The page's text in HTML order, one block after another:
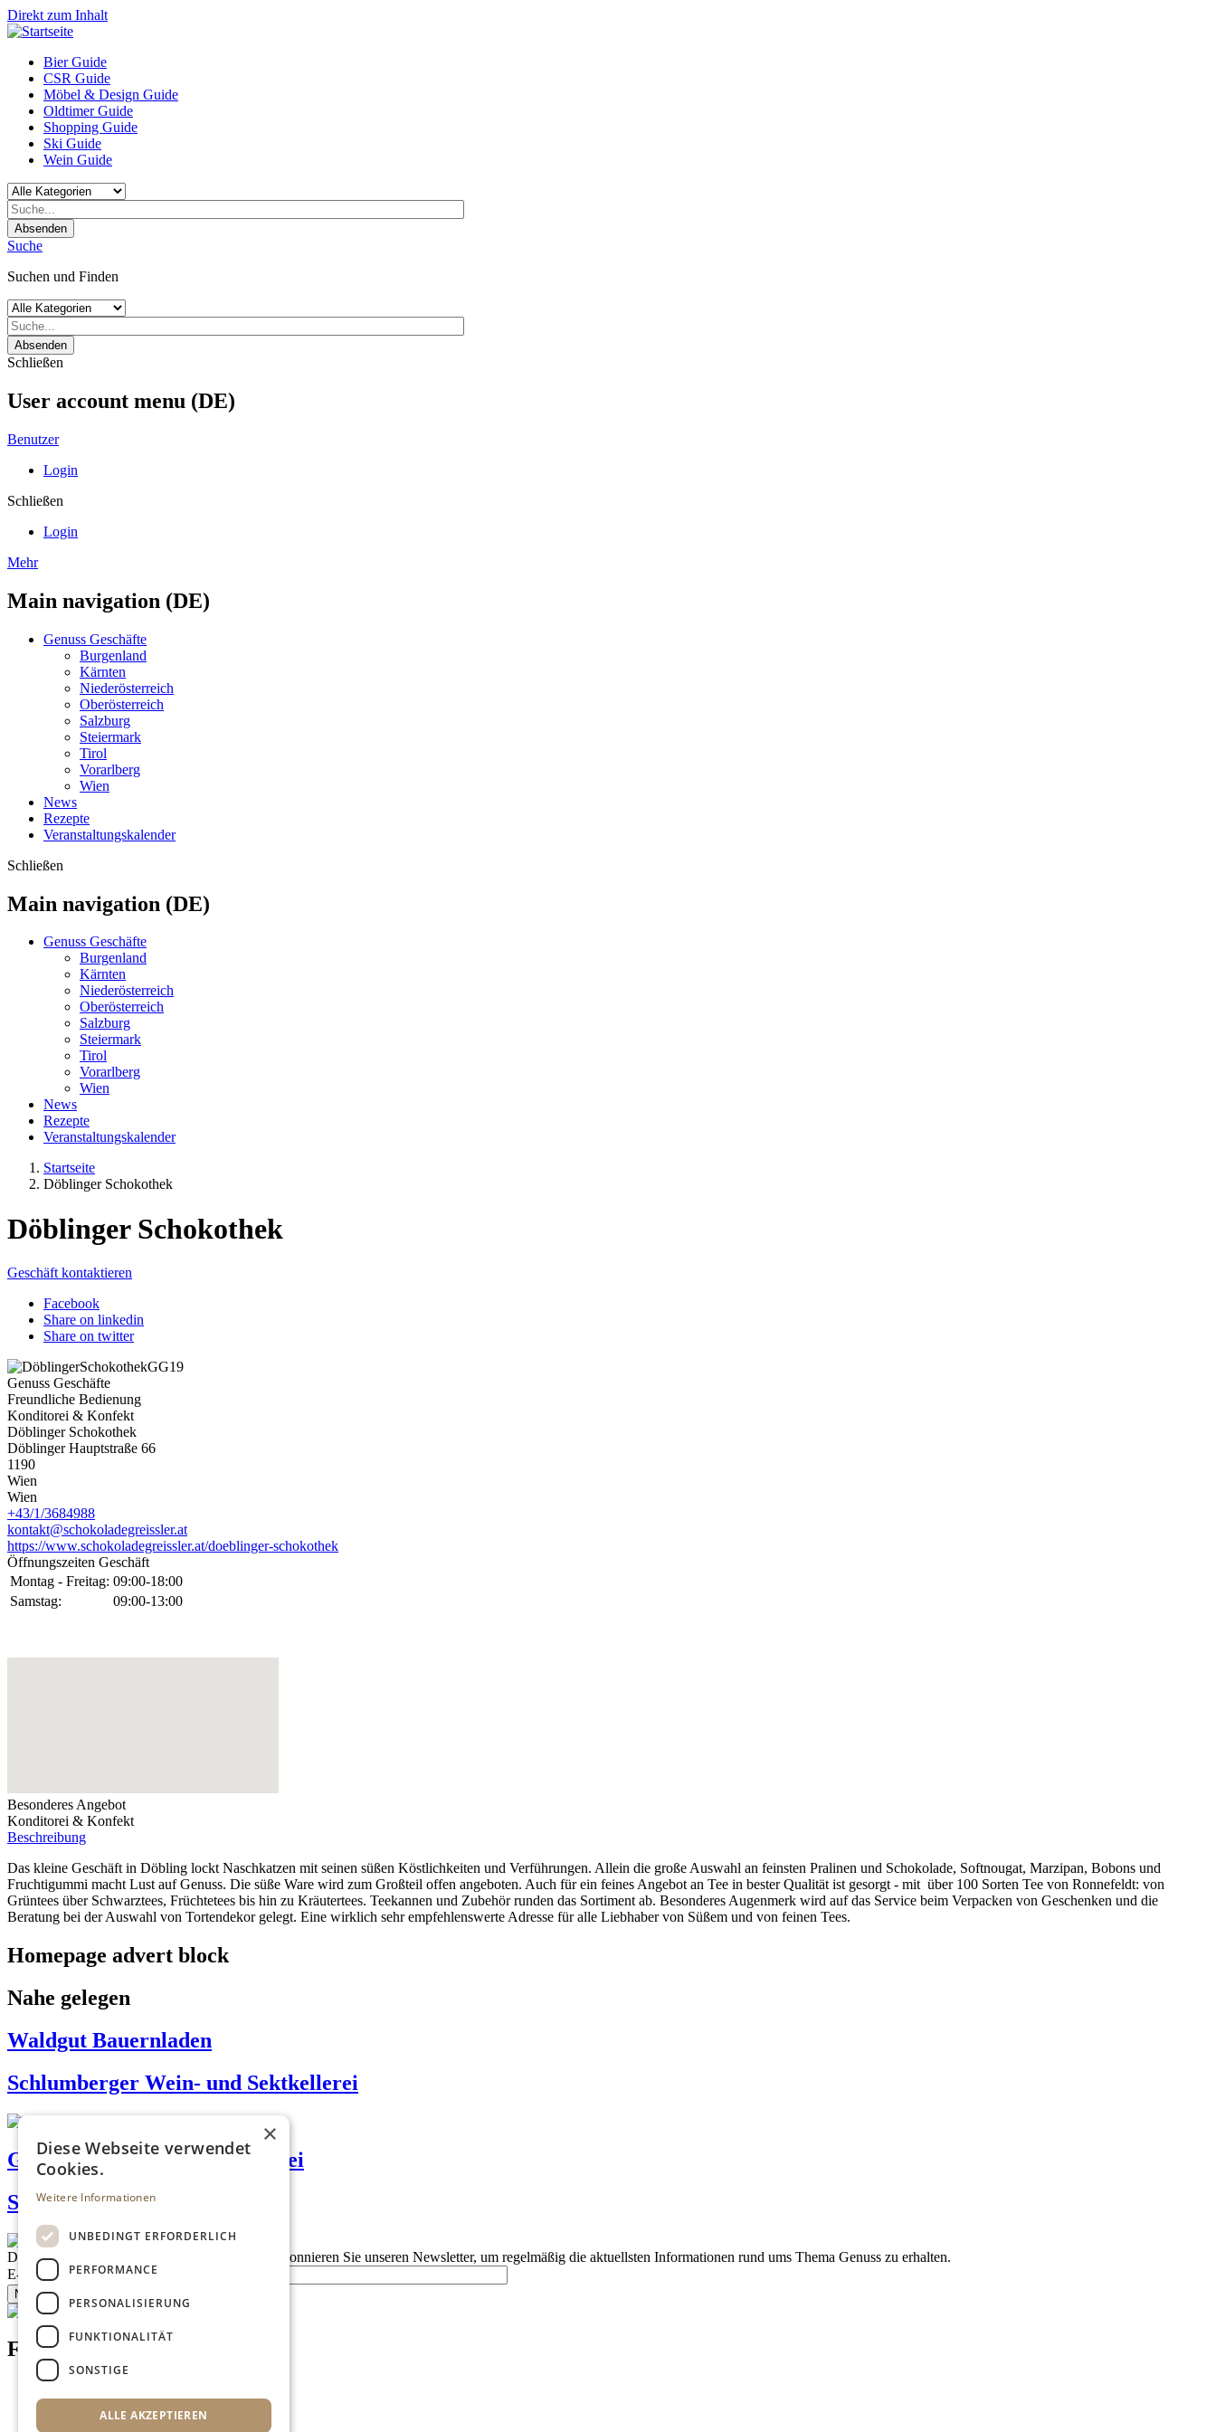
Direkt zum Inhalt
Bier Guide
CSR Guide
Möbel & Design Guide
Oldtimer Guide
Shopping Guide
Ski Guide
Wein Guide
Absenden
Suche
Suchen und Finden
Absenden
Schließen
User account menu (DE)
Benutzer
Login
Schließen
Login
Mehr
Main navigation (DE)
Genuss Geschäfte
Burgenland
Kärnten
Niederösterreich
Oberösterreich
Salzburg
Steiermark
Tirol
Vorarlberg
Wien
News
Rezepte
Veranstaltungskalender
Schließen
Main navigation (DE)
Genuss Geschäfte
Burgenland
Kärnten
Niederösterreich
Oberösterreich
Salzburg
Steiermark
Tirol
Vorarlberg
Wien
News
Rezepte
Veranstaltungskalender
Startseite
Döblinger Schokothek
Döblinger Schokothek
Geschäft kontaktieren
Facebook
Share on linkedin
Share on twitter
Genuss Geschäfte
Freundliche Bedienung
Konditorei & Konfekt
Döblinger Schokothek
Döblinger Hauptstraße 66
1190
Wien
Wien
+43/1/3684988
kontakt@schokoladegreissler.at
https://www.schokoladegreissler.at/doeblinger-schokothek
Öffnungszeiten Geschäft
Montag - Freitag: 09:00-18:00
Samstag:
09:00-13:00
Besonderes Angebot
Konditorei & Konfekt
Beschreibung
Das kleine Geschäft in Döbling lockt Naschkatzen mit seinen süßen Köstlichkeiten und Verführungen. Allein die große Auswahl an feinsten Pralinen und Schokolade, Softnougat, Marzipan, Bobons und
Fruchtigummi macht Lust auf Genuss. Die süße Ware wird zum Großteil offen angeboten. Auch für ein feines Angebot an Tee in bester Qualität ist gesorgt - mit über 100 Sorten Tee von Ronnefeldt: von
Grüntees über Schwarztees, Früchtetees bis hin zu Kräutertees. Teekannen und Zubehör runden das Sortiment ab. Besonderes Augenmerk wird auf das Service beim Verpacken von Geschenken und die
Beratung bei der Auswahl von Tortendekor gelegt. Eine wirklich sehr empfehlenswerte Adresse für alle Liebhaber von Süßem und von feinen Tees.
Homepage advert block
Nahe gelegen
Waldgut Bauernladen
Schlumberger Wein- und Sektkellerei
Gradwohl Bio Vollwertbäckerei
Ströck - Obkirchergasse
Description
Abonnieren Sie unseren Newsletter, um regelmäßig die aktuellsten Informationen rund ums Thema Genuss zu erhalten.
E-Mail
Newsletter bestellen
Footer menu (DE)
Nutzungsbedingungen
×
Diese Webseite verwendet
Cookies.
Weitere Informationen
UNBEDINGT ERFORDERLICH
PERFORMANCE
PERSONALISIERUNG
FUNKTIONALITÄT
SONSTIGE
ALLE AKZEPTIEREN